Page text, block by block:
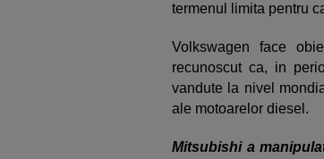
termenul limita pentru
Volkswagen face
recunoscut ca, in
vandute la nivel
ale motoarelor diesel.
Mitsubishi a